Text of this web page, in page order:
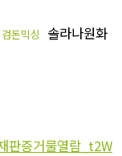
검돈믹싱
솔라나원화
판증거물열람_t2W